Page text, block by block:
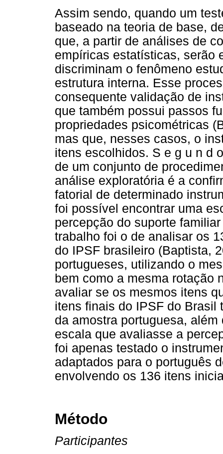
Assim sendo, quando um
baseado na teoria de base,
que, a partir de análises de
empíricas estatísticas, serão
discriminam o fenômeno
estrutura interna. Esse
consequente validação de
que também possui passos
propriedades psicométricas
mas que, nesses casos, o
itens escolhidos. S e g u n d
de um conjunto de
análise exploratória é a
fatorial de determinado
foi possível encontrar uma
percepção do suporte
trabalho foi o de analisar os
do IPSF brasileiro (Baptista,
portugueses, utilizando o
bem como a mesma rotação
avaliar se os mesmos itens
itens finais do IPSF do Brasil
da amostra portuguesa,
escala que avaliasse a
foi apenas testado o
adaptados para o português
envolvendo os 136 itens
Método
Participantes